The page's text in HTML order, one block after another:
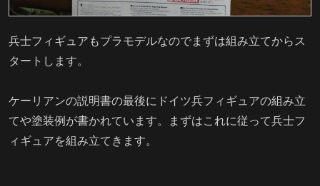
兵士フィギュアもプラモデルなのでまずは組み立てからス
タートします。
ケーリアンの説明書の最後にドイツ兵フィギュアの組み立
てや塗装例が書かれています。まずはこれに従って兵士フ
ィギュアを組み立てきます。